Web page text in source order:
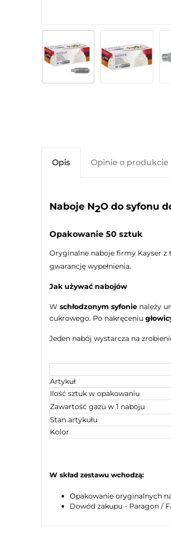
Opis Opinie o produkcie
Naboje N2O do syfonu
Opakowanie 50 sztuk
Oryginalne naboje firmy Kayser z
gwarancję wypełnienia.
Jak używać nabojów
W schłodzonym syfonie należy
cukrowego. Po nakręceniu
Jeden nabój wystarcza na
Artykuł
Ilość sztuk w opakowaniu
Zawartość gazu w 1 naboju
Stan artykułu
Kolor
W skład zestawu wchodzą:
Opakowanie oryginalnych
Dowód zakupu - Paragon /